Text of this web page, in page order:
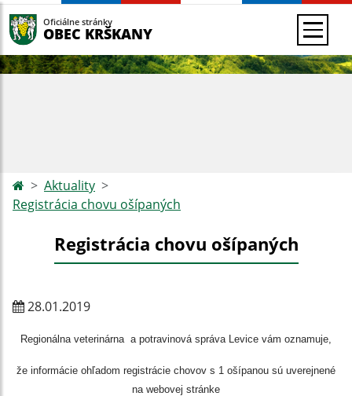
Oficiálne stránky
OBEC KRŠKANY
Aktuality
Registrácia chovu ošípaných
Registrácia chovu ošípaných
28.01.2019
Regionálna veterinárna a potravinová správa Levice vám oznamuje,
že informácie ohľadom registrácie chovov s 1 ošípanou sú uverejnené
na webovej stránke